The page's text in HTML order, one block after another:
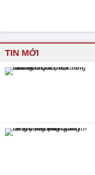
TIN MỚI